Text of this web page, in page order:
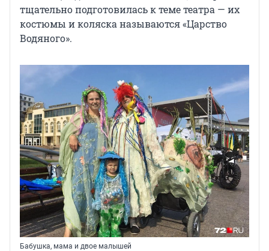
тщательно подготовилась к теме театра — их
костюмы и коляска называются «Царство
Водяного».
Бабушка, мама и двое малышей